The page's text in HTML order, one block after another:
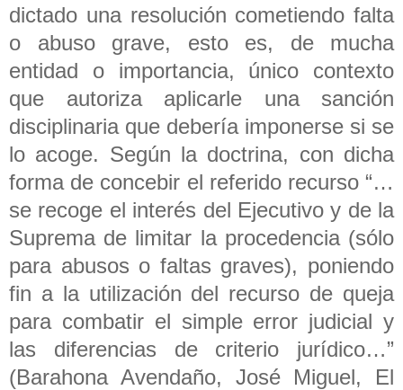
dictado una resolución cometiendo falta
o abuso grave, esto es, de mucha
entidad o importancia, único contexto
que autoriza aplicarle una sanción
disciplinaria que debería imponerse si se
lo acoge. Según la doctrina, con dicha
forma de concebir el referido recurso “…
se recoge el interés del Ejecutivo y de la
Suprema de limitar la procedencia (sólo
para abusos o faltas graves), poniendo
fin a la utilización del recurso de queja
para combatir el simple error judicial y
las diferencias de criterio jurídico…”
(Barahona Avendaño, José Miguel, El